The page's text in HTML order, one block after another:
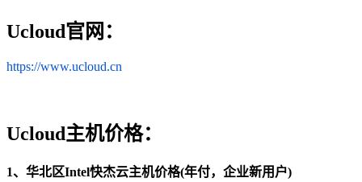
Ucloud官网：
https://www.ucloud.cn
Ucloud主机价格：
1、华北区Intel快杰云主机价格(年付，企业新用户)